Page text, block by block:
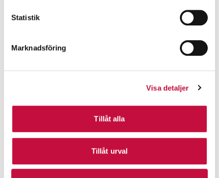
Statistik
Marknadsföring
Visa detaljer
Tillåt alla
Tillåt urval